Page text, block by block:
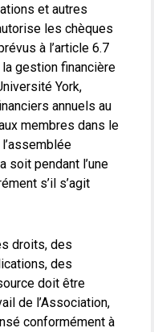
et autres
les chèques
à l’article 6.7
gestion financière
York,
annuels au
membres dans le
soit pendant l’une
s’il s’agit
droits, des
des
doit être
de l’Association,
conformément à